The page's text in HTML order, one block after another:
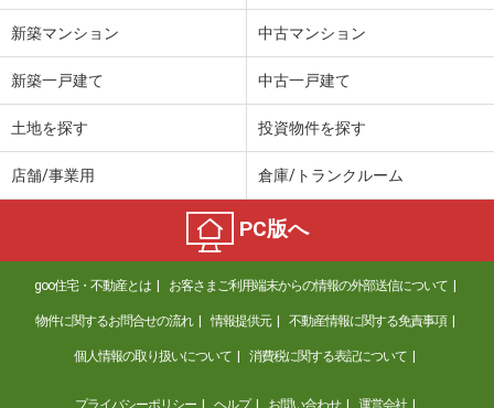
新築マンション 中古マンション
新築一戸建て 中古一戸建て
土地を探す 投資物件を探す
店舗/事業用 倉庫/トランクルーム
PC版へ
goo住宅・不動産とは お客さまご利用端末からの情報の外部送信について
物件に関するお問合せの流れ 情報提供元 不動産情報に関する免責事項
個人情報の取り扱いについて 消費税に関する表記について
プライバシーポリシー ヘルプ お問い合わせ 運営会社